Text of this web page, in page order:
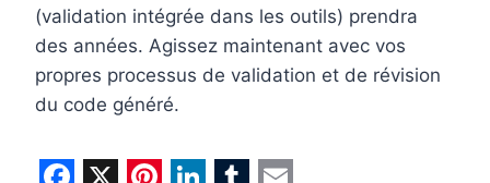
(validation intégrée dans les outils) prendra
des années. Agissez maintenant avec vos
propres processus de validation et de révision
du code généré.